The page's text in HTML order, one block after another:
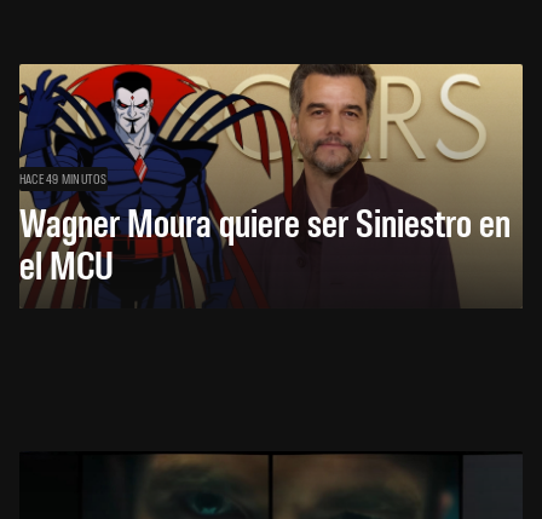
HACE 49 MINUTOS
Wagner Moura quiere ser Siniestro en
el MCU